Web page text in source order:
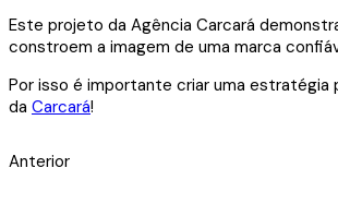
Este projeto da Agência Carcará
constroem a imagem de uma marca
Por isso é importante criar uma estratégia
da Carcará!
Anterior